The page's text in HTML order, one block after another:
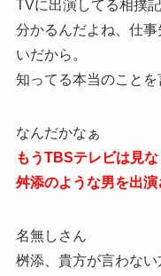
TVに出演してる相撲
分かるんだよね、仕
いだから。
知ってる本当のことを
なんだかなぁ
もうTBSテレビは見な
舛添のような男を出
名無しさん
桝添、貴方が言わな